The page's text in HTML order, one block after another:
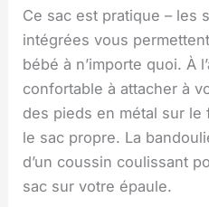
Ce sac est pratique – les
intégrées vous
bébé à n’importe quoi. À
confortable à attacher à
des pieds en métal sur
le sac propre. La
d’un coussin coulissant
sac sur votre épaule.